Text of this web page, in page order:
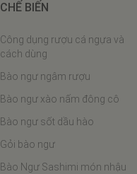
CHẾ BIẾN
Công dụng rượu cá ngựa và
cách dùng
Bào ngư ngâm rượu
Bào ngư xào nấm đông cô
Bào ngư sốt dầu hào
Gỏi bào ngư
Bào Ngư Sashimi món nhậu